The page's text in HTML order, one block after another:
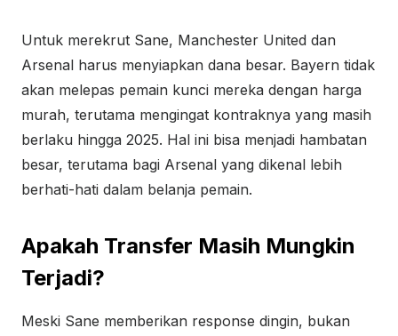
Untuk merekrut Sane, Manchester United dan
Arsenal harus menyiapkan dana besar. Bayern tidak
akan melepas pemain kunci mereka dengan harga
murah, terutama mengingat kontraknya yang masih
berlaku hingga 2025. Hal ini bisa menjadi hambatan
besar, terutama bagi Arsenal yang dikenal lebih
berhati-hati dalam belanja pemain.
Apakah Transfer Masih Mungkin
Terjadi?
Meski Sane memberikan response dingin, bukan